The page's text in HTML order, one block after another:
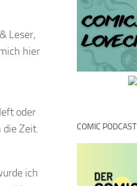
Leser,
hier
oder
die Zeit.
ich
COMIC PODCAST